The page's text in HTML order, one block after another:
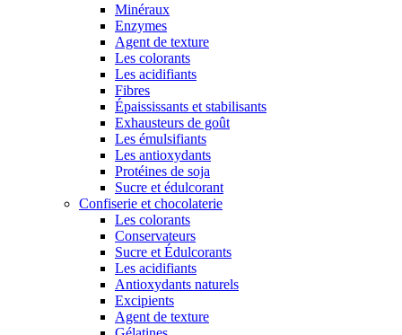
Minéraux
Enzymes
Agent de texture
Les colorants
Les acidifiants
Fibres
Épaississants et stabilisants
Exhausteurs de goût
Les émulsifiants
Les antioxydants
Protéines de soja
Sucre et édulcorant
Confiserie et chocolaterie
Les colorants
Conservateurs
Sucre et Édulcorants
Les acidifiants
Antioxydants naturels
Excipients
Agent de texture